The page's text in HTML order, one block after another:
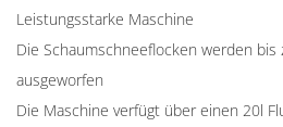
Leistungsstarke Maschine
Die Schaumschneeflocken werden
ausgeworfen
Die Maschine verfügt über einen 20l